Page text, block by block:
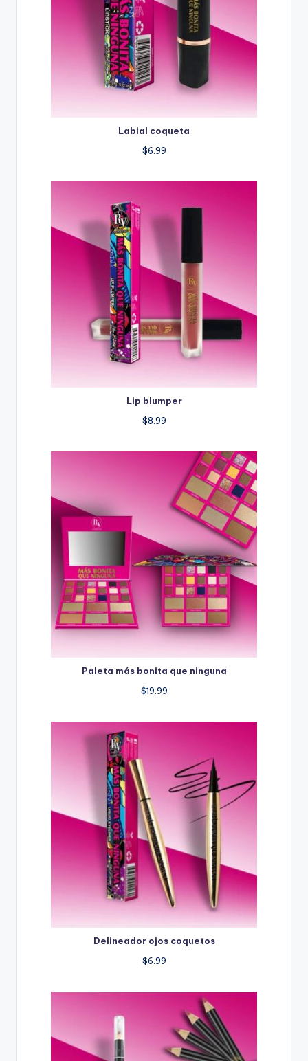
Labial coqueta
$6.99
Lip blumper
$8.99
Paleta más bonita que ninguna
$19.99
Delineador ojos coquetos
$6.99